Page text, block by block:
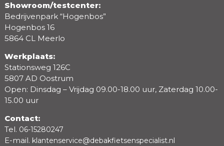
Beoordeling
Showroom/testcenter:
Bedrijvenpark “Hogenbos”
Hogenbos 16
5864 CL Meerlo
Werkplaats:
Stationsweg 126C
5807 AD Oostrum
Open: Dinsdag – Vrijdag 09.00-18.00 uur, Zaterdag 10.00-
15.00 uur
Contact:
Tel. 06-15280247
E-mail. klantenservice@debakfietsenspecialist.nl